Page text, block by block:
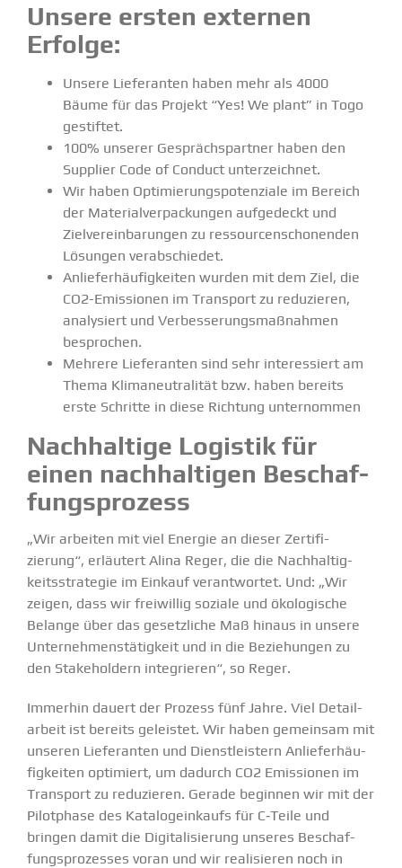
Unsere ersten externen
Erfolge:
Unsere Liefe­ranten haben mehr als 4000
Bäume für das Projekt “Yes! We plant” in Togo
gestiftet.
100% unserer Gesprächs­partner haben den
Supplier Code of Conduct unter­zeichnet.
Wir haben Optimie­rungs­po­ten­ziale im Bereich
der Materi­al­ver­pa­ckungen aufge­deckt und
Zielver­ein­ba­rungen zu ressour­cen­scho­nenden
Lösungen verab­schiedet.
Anlie­fer­häu­fig­keiten wurden mit dem Ziel, die
CO2-Emissionen im Transport zu reduzieren,
analy­siert und Verbes­se­rungs­maß­nahmen
besprochen.
Mehrere Liefe­ranten sind sehr inter­es­siert am
Thema Klima­neu­tra­lität bzw. haben bereits
erste Schritte in diese Richtung unter­nommen
Nachhaltige Logistik für
einen nachhal­tigen Beschaf­
fungs­prozess
„Wir arbeiten mit viel Energie an dieser Zerti­fi­
zierung“, erläutert Alina Reger, die die Nachhal­tig­
keits­stra­tegie im Einkauf verant­wortet. Und: „Wir
zeigen, dass wir freiwillig soziale und ökologische
Belange über das gesetz­liche Maß hinaus in unsere
Unternehmenstätigkeit und in die Bezie­hungen zu
den Stake­holdern integrieren“, so Reger.
Immerhin dauert der Prozess fünf Jahre. Viel Detail­
arbeit ist bereits geleistet. Wir haben gemeinsam mit
unseren Liefe­ranten und Dienst­leistern Anlie­fer­häu­
fig­keiten optimiert, um dadurch CO2 Emissionen im
Transport zu reduzieren. Gerade beginnen wir mit der
Pilot­phase des Katalog­ein­kaufs für C‑Teile und
bringen damit die Digita­li­sierung unseres Beschaf­
fungs­pro­zesses voran und wir reali­sieren noch in